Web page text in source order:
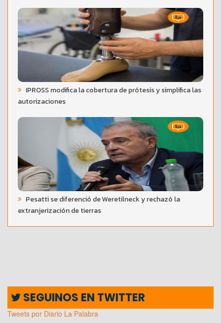
IPROSS modifica la cobertura de prótesis y simplifica las
autorizaciones
Pesatti se diferenció de Weretilneck y rechazó la
extranjerización de tierras
SEGUINOS EN TWITTER
Tweets por Diario La Palabra